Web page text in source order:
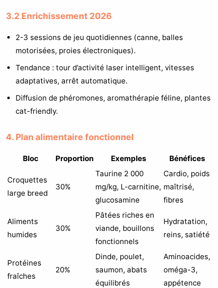
3.2 Enrichissement 2026
2-3 sessions de jeu quotidiennes (canne, balles
motorisées, proies électroniques).
Tendance : tour d’activité laser intelligent, vitesses
adaptatives, arrêt automatique.
Diffusion de phéromones, aromathérapie féline, plantes
cat-friendly.
4. Plan alimentaire fonctionnel
Bloc Proportion Exemples Bénéfices
Croquettes
large breed
30%
Taurine 2 000
mg/kg, L-carnitine,
glucosamine
Cardio, poids
maîtrisé,
fibres
Aliments
humides
30%
Pâtées riches en
viande, bouillons
fonctionnels
Hydratation,
reins, satiété
Protéines
fraîches
20%
Dinde, poulet,
saumon, abats
équilibrés
Aminoacides,
oméga-3,
appétence